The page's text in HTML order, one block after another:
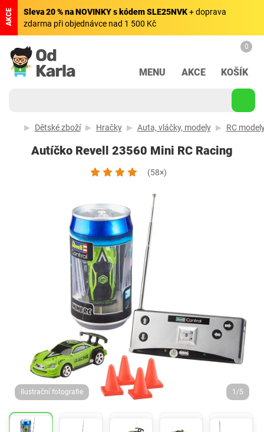
AKCE Sleva 20 % na NOVINKY s kódem SLE25NVK+ doprava
zdarma při objednávce nad 1 500 Kč
MENU AKCE
0
KOŠÍK
Dětské zboží Hračky Auta, vláčky, modely RC
Autíčko Revell 23560 Mini RC Racing
(58×)
Ilustrační fotografie 1/5